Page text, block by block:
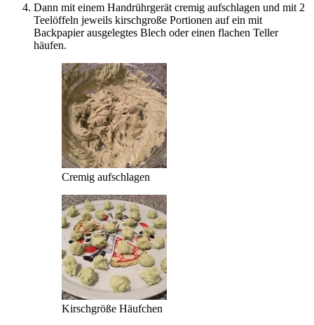
Dann mit einem Handrührgerät cremig aufschlagen und mit 2
Teelöffeln jeweils kirschgroße Portionen auf ein mit
Backpapier ausgelegtes Blech oder einen flachen Teller
häufen.
Cremig aufschlagen
Kirschgröße Häufchen